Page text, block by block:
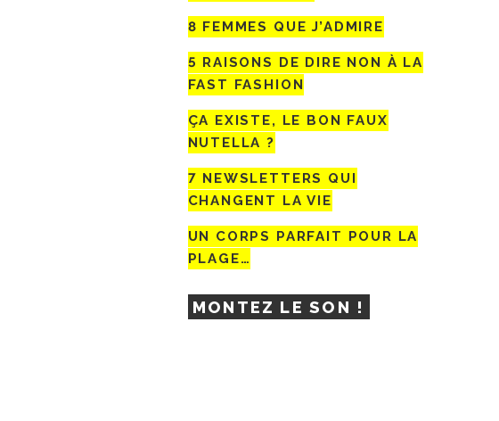
8 FEMMES QUE J’ADMIRE
5 RAISONS DE DIRE NON À LA
FAST FASHION
ÇA EXISTE, LE BON FAUX
NUTELLA ?
7 NEWSLETTERS QUI
CHANGENT LA VIE
UN CORPS PARFAIT POUR LA
PLAGE…
MONTEZ LE SON !